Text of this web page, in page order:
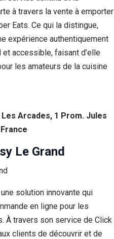
à travers la vente à emporter
Eats. Ce qui la distingue,
expérience authentiquement
accessible, faisant d’elle
les amateurs de la cuisine
Arcades, 1 Prom. Jules
Le Grand
solution innovante qui
en ligne pour les
À travers son service de Click
clients de découvrir et de